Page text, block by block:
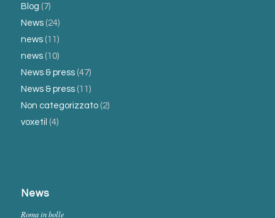
Blog (7)
News(24)
news(11)
news(10)
News & press(47)
News & press(11)
Non categorizzato(2)
voxetil (4)
News
Roma in bolle